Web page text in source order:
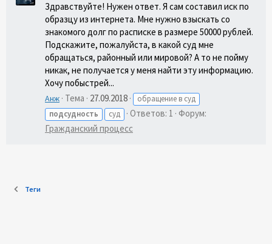
Здравствуйте! Нужен ответ. Я сам составил иск по
образцу из интернета. Мне нужно взыскать со
знакомого долг по расписке в размере 50000 рублей.
Подскажите, пожалуйста, в какой суд мне
обращаться, районный или мировой? А то не пойму
никак, не получается у меня найти эту информацию.
Хочу побыстрей...
Анж Тема 27.09.2018
обращение в суд
подсудность
суд Ответов: 1 Форум:
Гражданский процесс
Теги